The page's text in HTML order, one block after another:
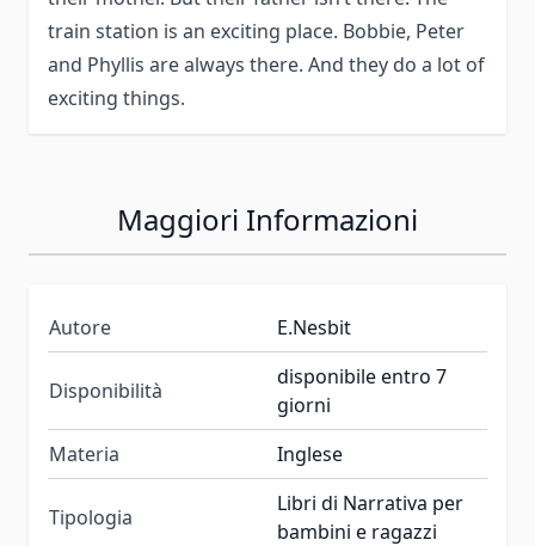
train station is an exciting place. Bobbie, Peter
and Phyllis are always there. And they do a lot of
exciting things.
Maggiori Informazioni
Autore E.Nesbit
Disponibilità
disponibile entro 7
giorni
Materia
Inglese
Tipologia
Libri di Narrativa per
bambini e ragazzi